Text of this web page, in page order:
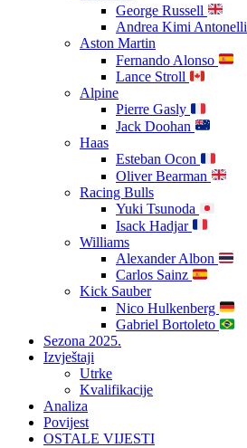
George Russell
Andrea Kimi Antonelli
Aston Martin
Fernando Alonso
Lance Stroll
Alpine
Pierre Gasly
Jack Doohan
Haas
Esteban Ocon
Oliver Bearman
Racing Bulls
Yuki Tsunoda
Isack Hadjar
Williams
Alexander Albon
Carlos Sainz
Kick Sauber
Nico Hulkenberg
Gabriel Bortoleto
Sezona 2025.
Izvještaji
Utrke
Kvalifikacije
Analiza
Povijest
OSTALE VIJESTI